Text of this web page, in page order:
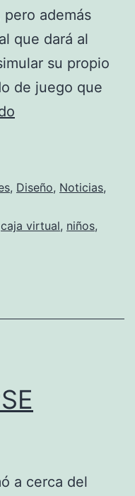
además
que dará al
su propio
de juego que
en
Story
, Diseño, Noticias,
caja virtual, niños,
a cerca del